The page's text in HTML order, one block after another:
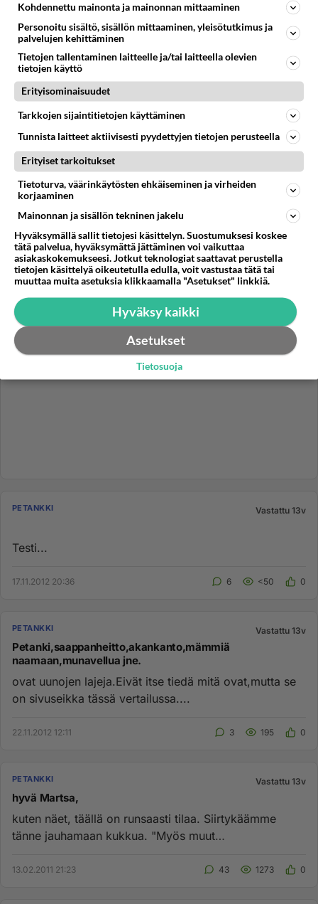
Petankki
Harrastan petankkia ja olen ainoa joka harrastaa sitä
maailmassa joten olen alkanut epäilemään että olenko
erilainen? Mu...
03.11.2012 20:42 0
PETANKKI Vastattu 13v
Mikä
Petankki, miksei edes petankue, kuka pelle näitä
hölmöjä käännöksiä keksii?...
27.12.2012 22:05
PETANKKI Vastattu 13v
Testi...
17.11.2012 20:36 6 <50 0
PETANKKI Vastattu 13v
Petanki,saappanheitto,akankanto,mämmiä
naamaan,munavellua jne.
ovat uunojen lajeja.Eivät itse tiedä mitä ovat,mutta se
on sivuseikka tässä vertailussa....
22.11.2012 12:11 3 195 0
PETANKKI Vastattu 13v
hyvä Martsa,
kuten näet, täällä on runsaasti tilaa. Siirtykäämme
tänne jauhamaan kukkua. "Myös muut
13.02.2011 21:23 43 1273 0
Kohdennettu mainonta ja mainonnan mittaaminen
Personoitu sisältö, sisällön mittaaminen, yleisötutkimus ja
palvelujen kehittäminen
Tietojen tallentaminen laitteelle ja/tai laitteella olevien
tietojen käyttö
Erityisominaisuudet
Tarkkojen sijaintitietojen käyttäminen
Tunnista laitteet aktiivisesti pyydettyjen tietojen perusteella
Erityiset tarkoitukset
Tietoturva, väärinkäytösten ehkäiseminen ja virheiden
korjaaminen
Mainonnan ja sisällön tekninen jakelu
Hyväksymällä sallit tietojesi käsittelyn. Suostumuksesi koskee
tätä palvelua, hyväksymättä jättäminen voi vaikuttaa
asiakaskokemukseesi. Jotkut teknologiat saattavat perustella
tietojen käsittelyä oikeutetulla edulla, voit vastustaa tätä tai
muuttaa muita asetuksia klikkaamalla "Asetukset" linkkiä.
Hyväksy kaikki
Asetukset
Tietosuoja